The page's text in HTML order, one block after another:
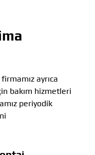
ayrıca
bakım hizmetleri
periyodik